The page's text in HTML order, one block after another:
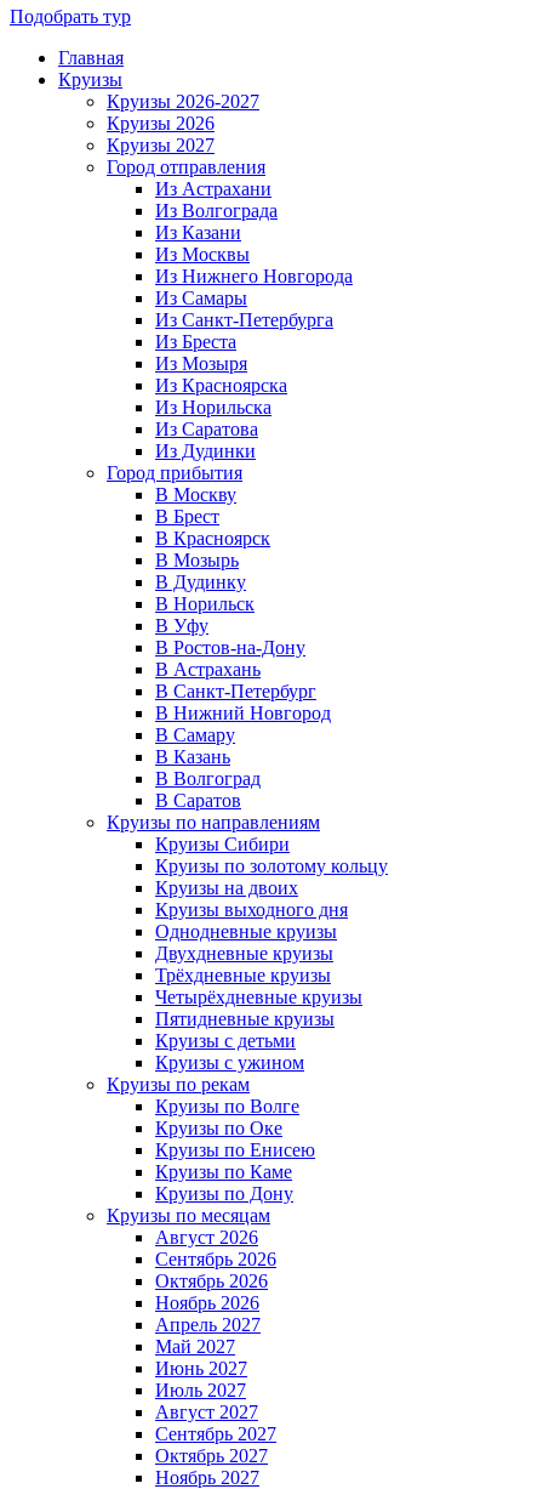
Подобрать тур
Главная
Круизы
Круизы 2026-2027
Круизы 2026
Круизы 2027
Город отправления
Из Астрахани
Из Волгограда
Из Казани
Из Москвы
Из Нижнего Новгорода
Из Самары
Из Санкт-Петербурга
Из Бреста
Из Мозыря
Из Красноярска
Из Норильска
Из Саратова
Из Дудинки
Город прибытия
В Москву
В Брест
В Красноярск
В Мозырь
В Дудинку
В Норильск
В Уфу
В Ростов-на-Дону
В Астрахань
В Санкт-Петербург
В Нижний Новгород
В Самару
В Казань
В Волгоград
В Саратов
Круизы по направлениям
Круизы Сибири
Круизы по золотому кольцу
Круизы на двоих
Круизы выходного дня
Однодневные круизы
Двухдневные круизы
Трёхдневные круизы
Четырёхдневные круизы
Пятидневные круизы
Круизы с детьми
Круизы с ужином
Круизы по рекам
Круизы по Волге
Круизы по Оке
Круизы по Енисею
Круизы по Каме
Круизы по Дону
Круизы по месяцам
Август 2026
Сентябрь 2026
Октябрь 2026
Ноябрь 2026
Апрель 2027
Май 2027
Июнь 2027
Июль 2027
Август 2027
Сентябрь 2027
Октябрь 2027
Ноябрь 2027